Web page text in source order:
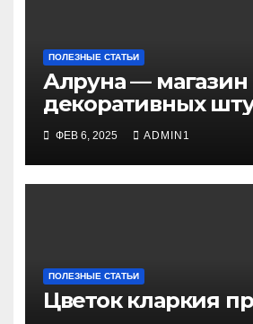
ПОЛЕЗНЫЕ СТАТЬИ
Алруна — магазин
декоративных
и красок
ФЕВ 6, 2025 ADMIN1
ПОЛЕЗНЫЕ СТАТЬИ
Цветок кларкия